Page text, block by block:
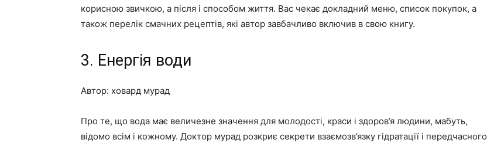
корисною звичкою, а після і способом життя. Вас чекає докладний меню, список покупок, а
також перелік смачних рецептів, які автор завбачливо включив в свою книгу.
3. Енергія води
Автор: ховард мурад
Про те, що вода має величезне значення для молодості, краси і здоров’я людини, мабуть,
відомо всім і кожному. Доктор мурад розкриє секрети взаємозв’язку гідратації і передчасного